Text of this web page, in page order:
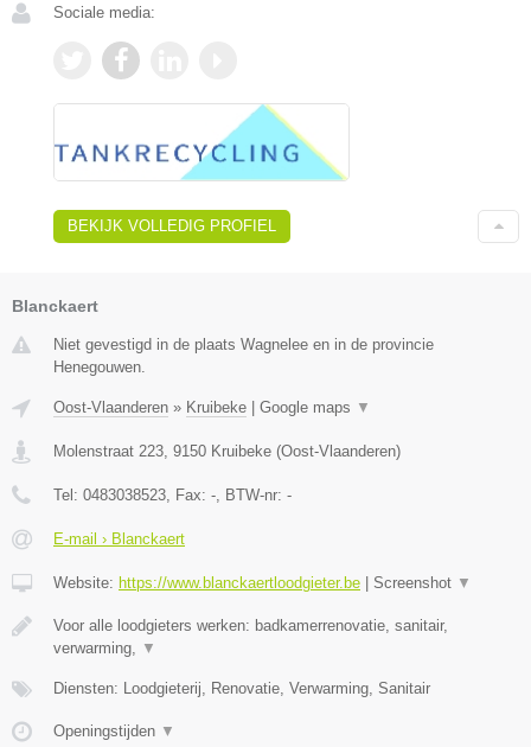
Sociale media:
BEKIJK VOLLEDIG PROFIEL
Blanckaert
Niet gevestigd in de plaats Wagnelee en in de provincie
Henegouwen.
Oost-Vlaanderen » Kruibeke Google maps ▼
Molenstraat 223 9150 Kruibeke (Oost-Vlaanderen)
Tel: 0483038523 , Fax: - , BTW-nr: -
E-mail › Blanckaert
Website: https://www.blanckaertloodgieter.be Screenshot ▼
Voor alle loodgieters werken: badkamerrenovatie, sanitair,
verwarming,
▼
Diensten: Loodgieterij, Renovatie, Verwarming, Sanitair
Openingstijden ▼